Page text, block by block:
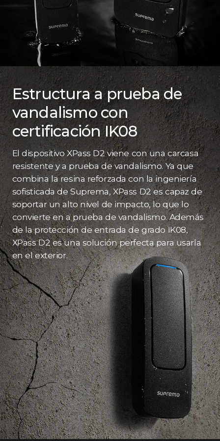
Estructura a prueba de
vandalismo con
certificación IK08
El dispositivo XPass D2 viene con una carcasa
resistente y a prueba de vandalismo. Ya que
combina la resina reforzada con la ingeniería
sofisticada de Suprema, XPass D2 es capaz de
soportar un alto nivel de impacto, lo que lo
convierte en a prueba de vandalismo. Además
de la protección de entrada de grado IK08,
XPass D2 es una solución perfecta para usarla
en el exterior.